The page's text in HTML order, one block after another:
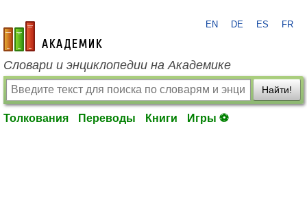
academic.ru
EN DE ES FR
Словари и энциклопедии на Академике
Найти!
Толкования Переводы Книги Игры ⚽